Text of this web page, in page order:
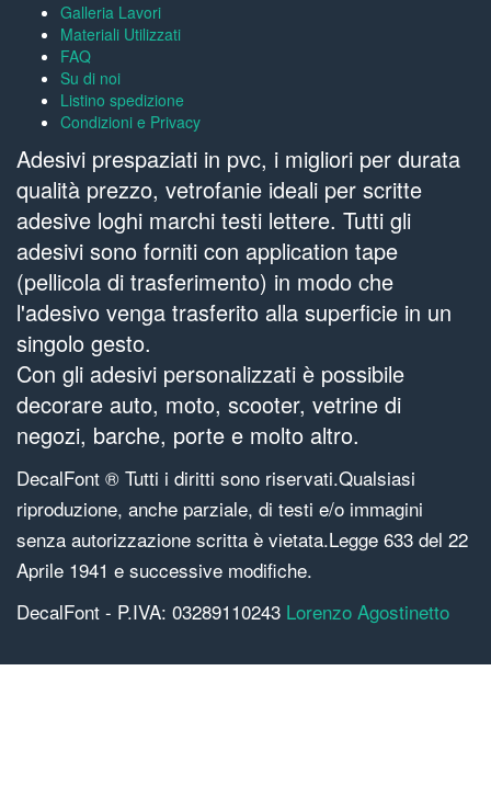
Galleria Lavori
Materiali Utilizzati
FAQ
Su di noi
Listino spedizione
Condizioni e Privacy
Adesivi prespaziati in pvc, i migliori per durata
qualità prezzo, vetrofanie ideali per scritte
adesive loghi marchi testi lettere. Tutti gli
adesivi sono forniti con application tape
(pellicola di trasferimento) in modo che
l'adesivo venga trasferito alla superficie in un
singolo gesto.
Con gli adesivi personalizzati è possibile
decorare auto, moto, scooter, vetrine di
negozi, barche, porte e molto altro.
DecalFont ® Tutti i diritti sono riservati.Qualsiasi
riproduzione, anche parziale, di testi e/o immagini
senza autorizzazione scritta è vietata.Legge 633 del 22
Aprile 1941 e successive modifiche.
DecalFont - P.IVA: 03289110243 Lorenzo Agostinetto